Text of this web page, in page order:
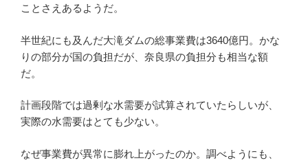
ことさえあるようだ。
半世紀にも及んだ大滝ダムの総事業費は3640億円。かな
りの部分が国の負担だが、奈良県の負担分も相当な額
だ。
計画段階では過剰な水需要が試算されていたらしいが、
実際の水需要はとても少ない。
なぜ事業費が異常に膨れ上がったのか。調べようにも、